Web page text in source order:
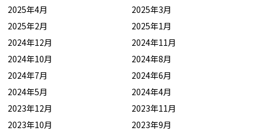
2025年4月
2025年3月
2025年2月
2025年1月
2024年12月
2024年11月
2024年10月
2024年8月
2024年7月
2024年6月
2024年5月
2024年4月
2023年12月
2023年11月
2023年10月
2023年9月